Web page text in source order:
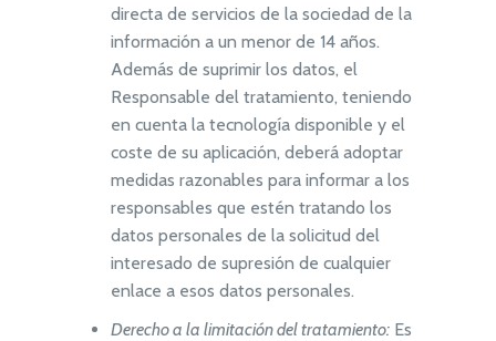
directa de servicios de la sociedad de la
información a un menor de 14 años.
Además de suprimir los datos, el
Responsable del tratamiento, teniendo
en cuenta la tecnología disponible y el
coste de su aplicación, deberá adoptar
medidas razonables para informar a los
responsables que estén tratando los
datos personales de la solicitud del
interesado de supresión de cualquier
enlace a esos datos personales.
Derecho a la limitación del tratamiento:Es